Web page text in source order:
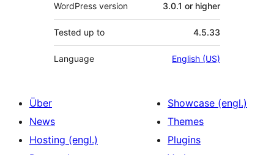
WordPress version 3.0.1 or higher
Tested up to 4.5.33
Language English (US)
Über
News
Hosting (engl.)
Showcase (engl.)
Themes
Plugins